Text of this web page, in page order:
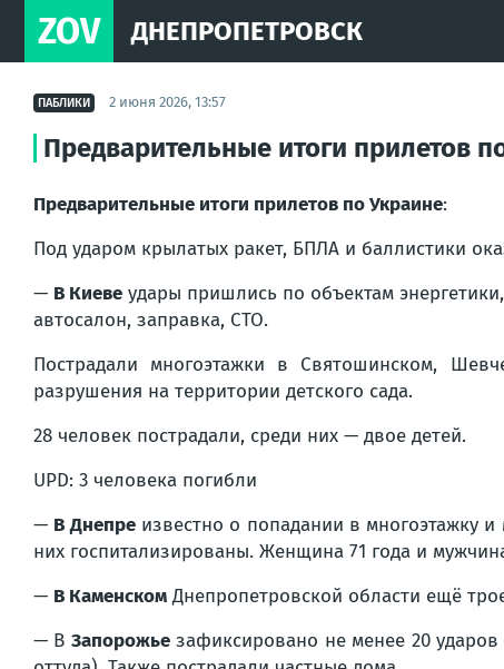
ZOV ДНЕПРОПЕТРОВСК
ПАБЛИКИ 2 июня 2026, 13:57
Предварительные итоги прилетов
Предварительные итоги прилетов по Украине:
Под ударом крылатых ракет, БПЛА и баллистики
— В Киеве удары пришлись по объектам
автосалон, заправка, СТО.
Пострадали многоэтажки в Святошинском,
разрушения на территории детского сада.
28 человек пострадали, среди них — двое детей.
UPD: 3 человека погибли
— В Днепреизвестно о попадании в многоэтажку
них госпитализированы. Женщина 71 года и
— В КаменскомДнепропетровской области ещё
— В Запорожьезафиксировано не менее 20